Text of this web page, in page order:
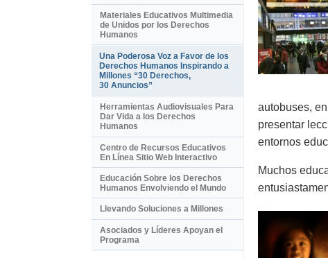
autobuses,
presentar
entornos
Muchos
Materiales Educativos Multimedia
de Unidos por los Derechos
Humanos
Una Poderosa Voz a Favor de los
Derechos Humanos Inspirando a
Millones “30 Derechos,
30 Anuncios”
Herramientas Audiovisuales Para
Dar Vida a los Derechos
Humanos
Centro de Recursos Educativos
En Línea Sitio Web Interactivo
Educación Sobre los Derechos
Humanos Envolviendo el Mundo
Llevando Soluciones a Millones
Asociados y Líderes Apoyan el
Programa